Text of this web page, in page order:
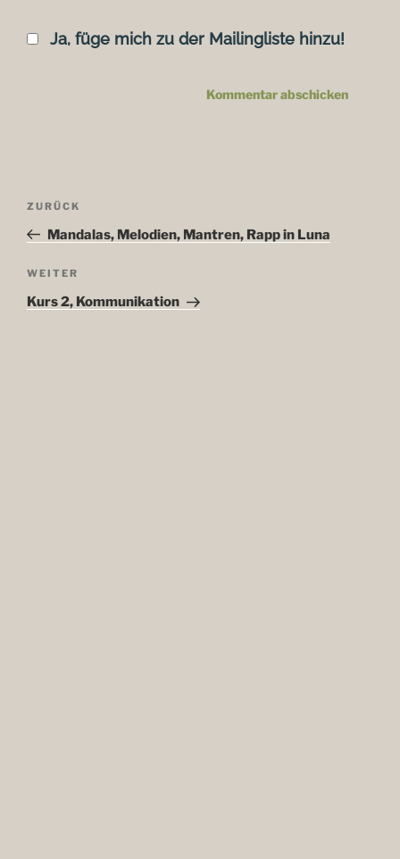
Ja, füge mich zu der Mailingliste hinzu!
Beitragsnavigation
Vorheriger
Beitrag
ZURÜCK
Mandalas, Melodien, Mantren, Rapp in Luna
Nächster
Beitrag
WEITER
Kurs 2, Kommunikation